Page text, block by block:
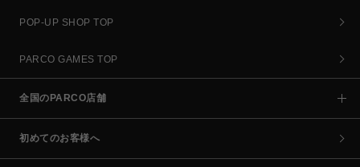
POP-UP SHOP TOP
PARCO GAMES TOP
全国のPARCO店舗
初めてのお客様へ